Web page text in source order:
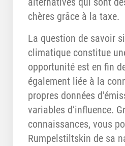
chères grâce à la taxe.
La question de savoir
climatique constitue
opportunité est en fin
également liée à la
propres données
variables d’influence.
connaissances, vous
Rumpelstiltskin de sa